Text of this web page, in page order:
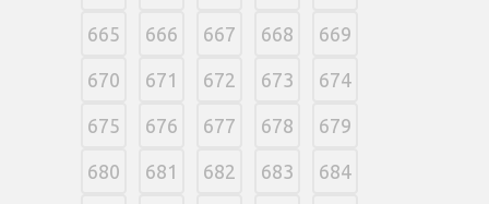
665 666 667 668 669
670 671 672 673 674
675 676 677 678 679
680 681 682 683 684